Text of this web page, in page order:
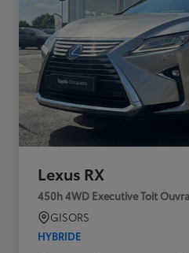
Lexus RX
450h 4WD Executive Toit
GISORS
HYBRIDE